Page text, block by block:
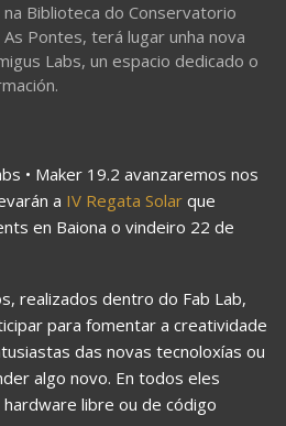
Biblioteca do Conservatorio
Pontes, terá lugar unha nova
Labs, un espacio dedicado o
• Maker 19.2 avanzaremos nos
a IV Regata Solar que
en Baiona o vindeiro 22 de
realizados dentro do Fab Lab,
para fomentar a creatividade
das novas tecnoloxías ou
algo novo. En todos eles
libre ou de código